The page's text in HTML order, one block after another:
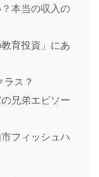
本当の収入の
育投資」にあ
ラス？
兄弟エピソー
フィッシュハ